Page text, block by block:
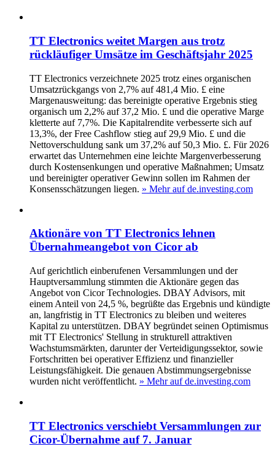
TT Electronics weitet Margen aus trotz
rückläufiger Umsätze im Geschäftsjahr 2025
TT Electronics verzeichnete 2025 trotz eines organischen
Umsatzrückgangs von 2,7% auf 481,4 Mio. £ eine
Margenausweitung: das bereinigte operative Ergebnis stieg
organisch um 2,2% auf 37,2 Mio. £ und die operative Marge
kletterte auf 7,7%. Die Kapitalrendite verbesserte sich auf
13,3%, der Free Cashflow stieg auf 29,9 Mio. £ und die
Nettoverschuldung sank um 37,2% auf 50,3 Mio. £. Für 2026
erwartet das Unternehmen eine leichte Margenverbesserung
durch Kostensenkungen und operative Maßnahmen; Umsatz
und bereinigter operativer Gewinn sollen im Rahmen der
Konsensschätzungen liegen. » Mehr auf de.investing.com
Aktionäre von TT Electronics lehnen
Übernahmeangebot von Cicor ab
Auf gerichtlich einberufenen Versammlungen und der
Hauptversammlung stimmten die Aktionäre gegen das
Angebot von Cicor Technologies. DBAY Advisors, mit
einem Anteil von 24,5 %, begrüßte das Ergebnis und kündigte
an, langfristig in TT Electronics zu bleiben und weiteres
Kapital zu unterstützen. DBAY begründet seinen Optimismus
mit TT Electronics' Stellung in strukturell attraktiven
Wachstumsmärkten, darunter der Verteidigungssektor, sowie
Fortschritten bei operativer Effizienz und finanzieller
Leistungsfähigkeit. Die genauen Abstimmungsergebnisse
wurden nicht veröffentlicht. » Mehr auf de.investing.com
TT Electronics verschiebt Versammlungen zur
Cicor-Übernahme auf 7. Januar